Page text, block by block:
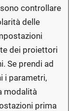
controllare
delle
dei proiettori
Se prendi ad
i parametri,
modalità
prima